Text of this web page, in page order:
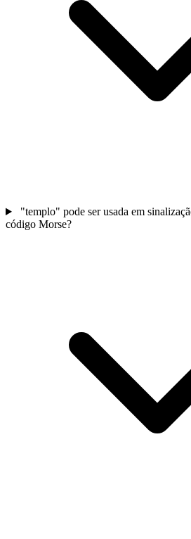
"templo" pode ser usada em
código Morse?